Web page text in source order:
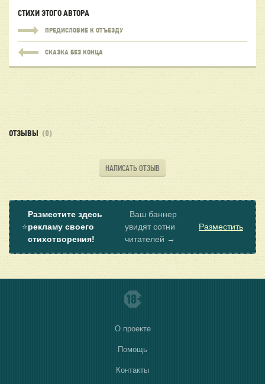
СТИХИ ЭТОГО АВТОРА
ПРЕДИСЛОВИЕ К ОТЪЕЗДУ
СКАЗКА БЕЗ КОНЦА
ОТЗЫВЫ (0)
НАПИСАТЬ ОТЗЫВ
⭐
Разместите здесь
рекламу своего
стихотворения!
Ваш баннер
увидят сотни
читателей →
Разместить
О проекте
Помощь
Контакты